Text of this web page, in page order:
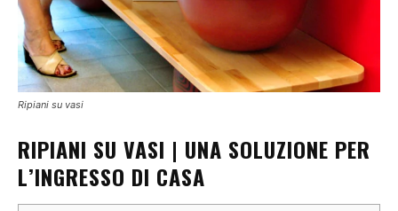
Ripiani su vasi
RIPIANI SU VASI | UNA SOLUZIONE PER
L’INGRESSO DI CASA